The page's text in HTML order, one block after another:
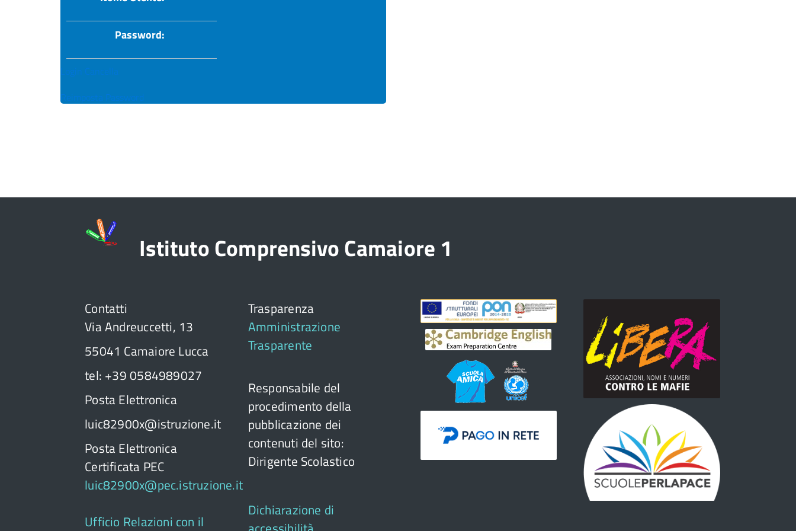
Password:
Login Cancella
Reimposta Password
Istituto Comprensivo Camaiore 1
Contatti
Via Andreuccetti, 13
55041 Camaiore Lucca
tel: +39 0584989027
Posta Elettronica
luic82900x@istruzione.it
Posta Elettronica
Certificata PEC
luic82900x@pec.istruzione.it
Ufficio Relazioni con il
Trasparenza
Amministrazione
Trasparente
Responsabile del
procedimento della
pubblicazione dei
contenuti del sito:
Dirigente Scolastico
Dichiarazione di